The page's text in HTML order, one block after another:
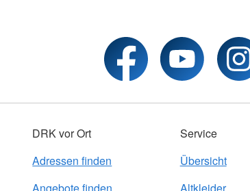
DRK vor Ort
Adressen finden
Service
Übersicht